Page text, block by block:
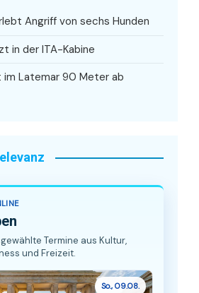
Angriff von sechs Hunden
in der ITA-Kabine
im Latemar 90 Meter ab
Termine aus Kultur,
und Freizeit.
So., 09.08.